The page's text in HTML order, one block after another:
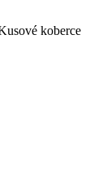
koberce